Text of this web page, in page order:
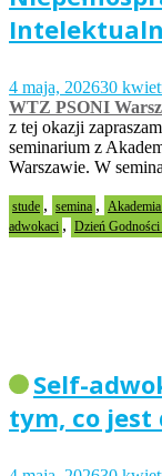
4 maja, 202630
WTZ PSONI
z tej okazji
seminarium z
Warszawie. W
stude , semina ,
adwokaci , Dzień Godności
Self-
tym, co jest